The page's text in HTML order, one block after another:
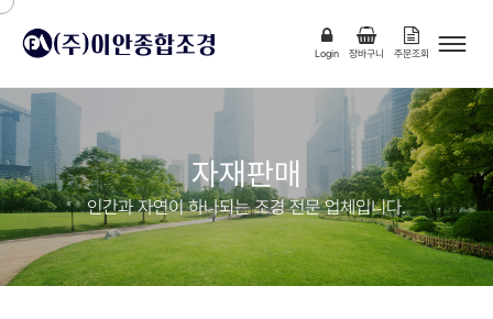
Login 장바구니 주문조회
자재판매
인간과 자연이 하나되는 조경 전문 업체입니다.